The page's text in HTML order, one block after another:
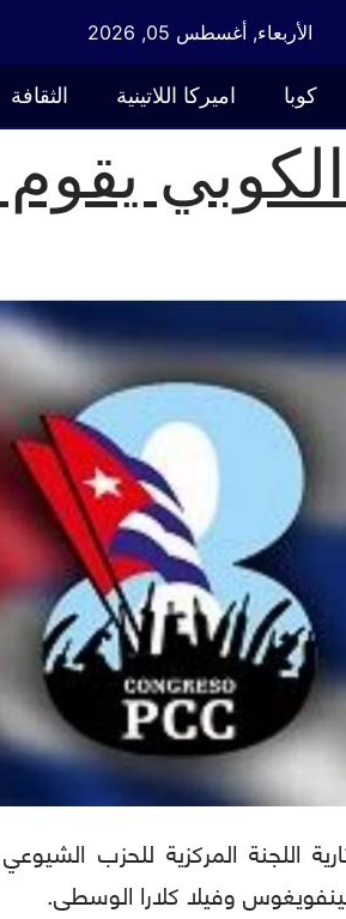
الأربعاء, أغسطس 05, 2026
كوبا اميركا اللاتينية الثقافة
يقوم
اللجنة المركزية للحزب
وفيلا كلارا الوسطى.